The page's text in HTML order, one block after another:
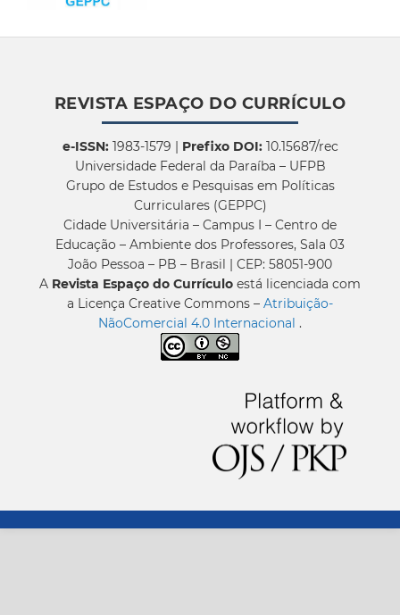
REVISTA ESPAÇO DO CURRÍCULO
e-ISSN:1983-1579 | Prefixo DOI:10.15687/rec
Universidade Federal da Paraíba – UFPB
Grupo de Estudos e Pesquisas em Políticas
Curriculares (GEPPC)
Cidade Universitária – Campus I – Centro de
Educação – Ambiente dos Professores, Sala 03
João Pessoa – PB – Brasil | CEP: 58051-900
A Revista Espaço do Currículo está licenciada com
a Licença Creative Commons – Atribuição-
NãoComercial 4.0 Internacional .